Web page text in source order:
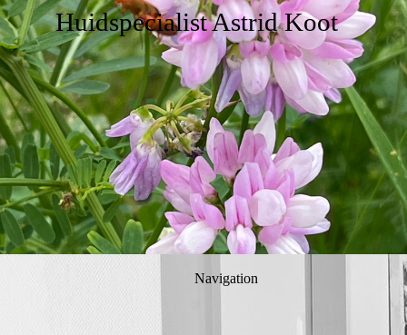
Huidspecialist Astrid Koot
Navigation